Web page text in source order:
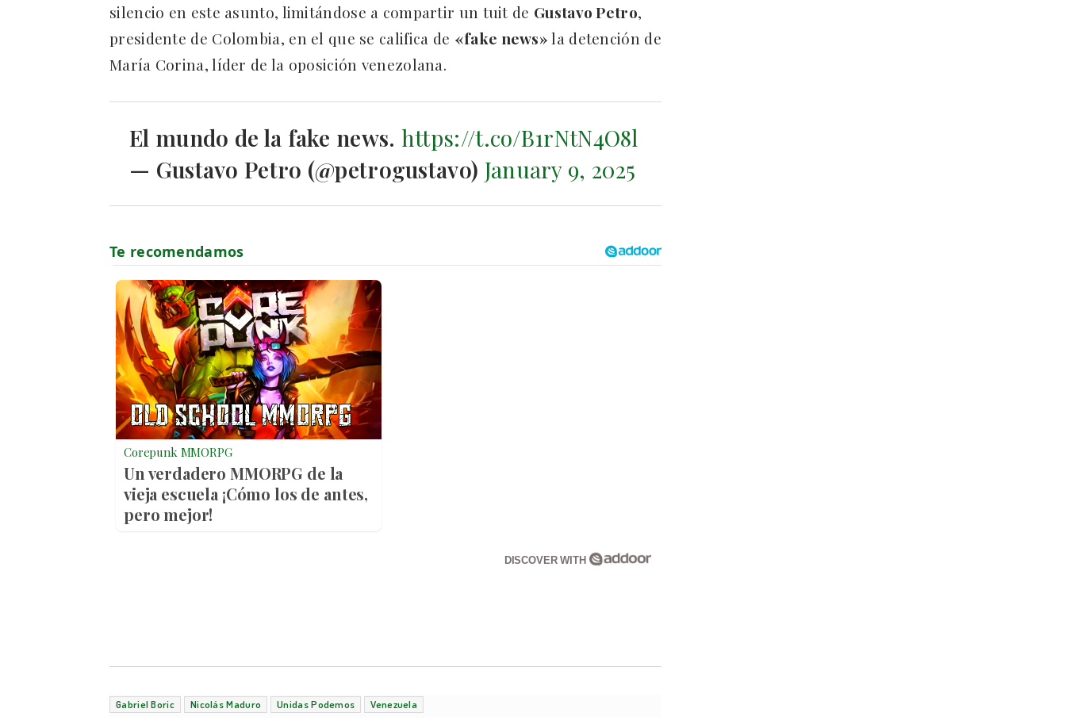
silencio en este asunto, limitándose a compartir un tuit de Gustavo Petro,
presidente de Colombia, en el que se califica de «fake news»la detención de
María Corina, líder de la oposición venezolana.
El mundo de la fake news. https://t.co/B1rNtN4O8l
— Gustavo Petro (@petrogustavo) January 9, 2025
Corepunk MMORPG
Un verdadero MMORPG de la
vieja escuela ¡Cómo los de antes,
pero mejor!
DISCOVER WITH
Gabriel Boric Nicolás Maduro Unidas Podemos Venezuela